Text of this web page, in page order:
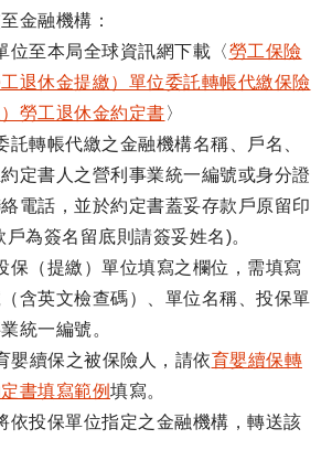
金融機構：
位至本局全球資訊網下載〈勞工保險
退休金提繳）單位委託轉帳代繳保險
勞工退休金約定書〉
託轉帳代繳之金融機構名稱、戶名、
定書人之營利事業統一編號或身分證
電話，並於約定書蓋妥存款戶原留印
戶為簽名留底則請簽妥姓名)。
保（提繳）單位填寫之欄位，需填寫
含英文檢查碼）、單位名稱、投保單
統一編號。
嬰續保之被保險人，請依育嬰續保轉
書填寫範例填寫。
依投保單位指定之金融機構，轉送該